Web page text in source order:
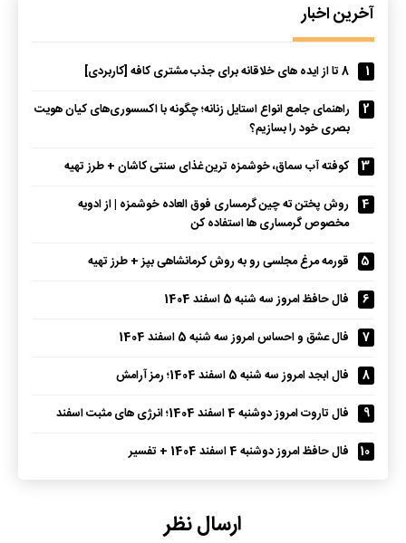
آخرین اخبار
1
8 تا از ایده های خلاقانه برای جذب مشتری کافه [کاربردی]
2
راهنمای جامع انواع استایل زنانه؛ چگونه با اکسسوری‌های کیان هویت
بصری خود را بسازیم؟
3
کوفته آب سماق، خوشمزه ترین غذای سنتی کاشان + طرز تهیه
4
روش پختن ته چین گرمساری فوق العاده خوشمزه | از ادویه
مخصوص گرمساری ها استفاده کن
5
قورمه مرغ مجلسی رو به روش کرمانشاهی بپز + طرز تهیه
6
فال حافظ امروز سه شنبه 5 اسفند 1404
7
فال عشق و احساس امروز سه شنبه 5 اسفند 1404
8
فال ابجد امروز سه شنبه 5 اسفند 1404؛ رمز آرامش
9
فال تاروت امروز دوشنبه 4 اسفند 1404؛ انرژی های مثبت اسفند
10
فال حافظ امروز دوشنبه 4 اسفند 1404 + تفسیر
ارسال نظر